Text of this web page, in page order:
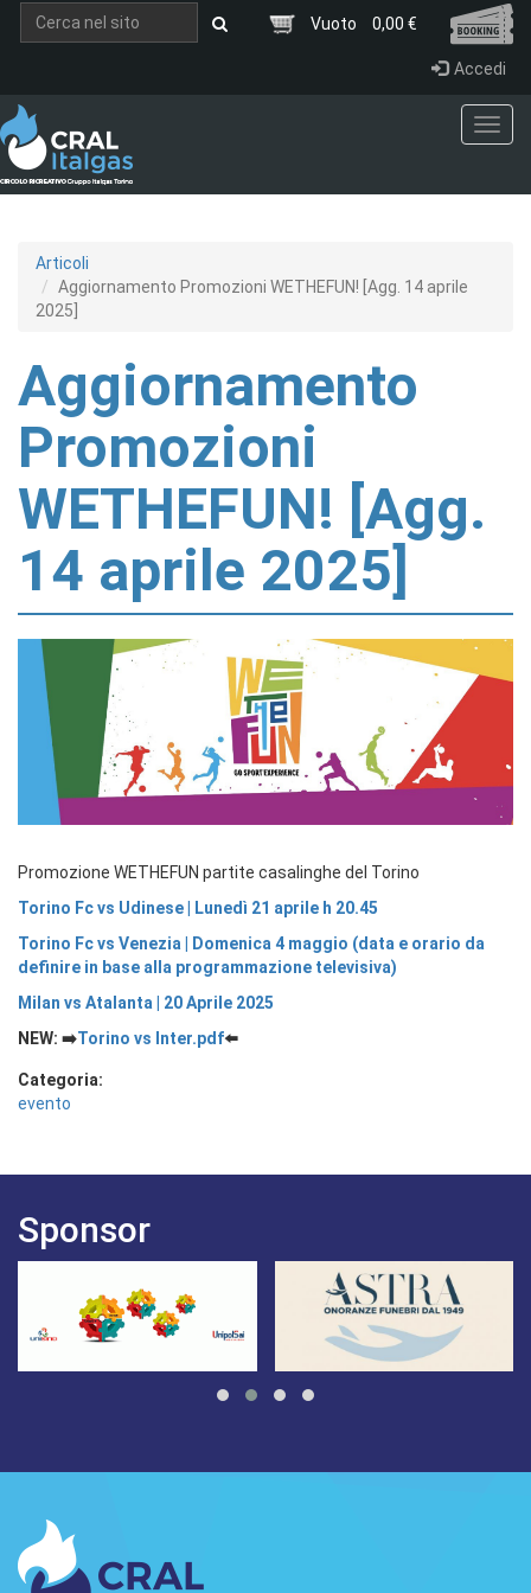
Salta al contenuto principale
Vuoto 0,00 €
Accedi
Articoli
Aggiornamento Promozioni WETHEFUN! [Agg. 14 aprile
2025]
Aggiornamento
Promozioni
WETHEFUN! [Agg.
14 aprile 2025]
Promozione WETHEFUN partite casalinghe del Torino
Torino Fc vs Udinese | Lunedì 21 aprile h 20.45
Torino Fc vs Venezia | Domenica 4 maggio (data e orario da
definire in base alla programmazione televisiva)
Milan vs Atalanta | 20 Aprile 2025
NEW: ➡️Torino vs Inter.pdf⬅️
Categoria:
evento
Sponsor